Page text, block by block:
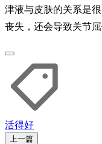
津液与皮肤的关系是
丧失，还会导致关节
活得好
上一篇